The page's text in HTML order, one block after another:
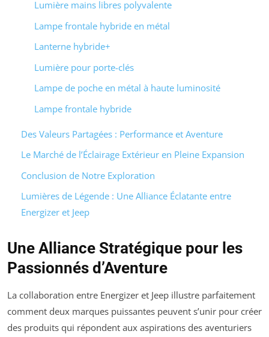
Lumière mains libres polyvalente
Lampe frontale hybride en métal
Lanterne hybride+
Lumière pour porte-clés
Lampe de poche en métal à haute luminosité
Lampe frontale hybride
Des Valeurs Partagées : Performance et Aventure
Le Marché de l’Éclairage Extérieur en Pleine Expansion
Conclusion de Notre Exploration
Lumières de Légende : Une Alliance Éclatante entre
Energizer et Jeep
Une Alliance Stratégique pour les
Passionnés d’Aventure
La collaboration entre Energizer et Jeep illustre parfaitement
comment deux marques puissantes peuvent s’unir pour créer
des produits qui répondent aux aspirations des aventuriers